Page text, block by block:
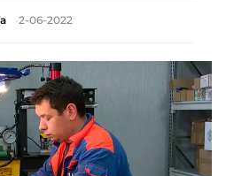
2-06-2022